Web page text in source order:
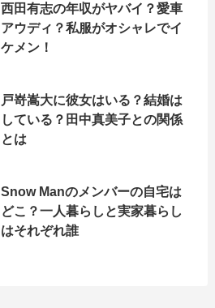
西田有志の年収がヤバイ？愛車
アウディ？私服がオシャレでイ
ケメン！
戸嵜嵩大に彼女はいる？結婚は
している？田中真美子との関係
とは
Snow Manのメンバーの自宅は
どこ？一人暮らしと実家暮らし
はそれぞれ誰